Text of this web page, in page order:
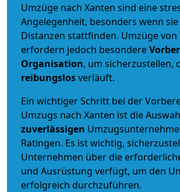
Umzüge nach Xanten sind eine
Angelegenheit, besonders wenn
Distanzen stattfinden. Umzüge von
erfordern jedoch besondere
Organisation, um sicherzustellen,
reibungslosverläuft.
Ein wichtiger Schritt bei der
Umzugs nach Xanten ist die
zuverlässigen
Ratingen. Es ist wichtig,
Unternehmen über die
und Ausrüstung verfügt, um den
erfolgreich durchzuführen.